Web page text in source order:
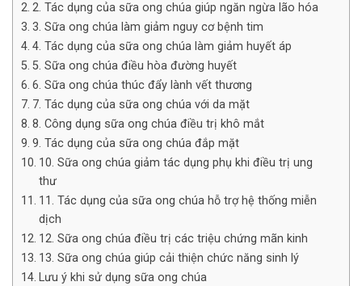
2. Tác dụng của sữa ong chúa giúp ngăn ngừa lão hóa
3. Sữa ong chúa làm giảm nguy cơ bệnh tim
4. Tác dụng của sữa ong chúa làm giảm huyết áp
5. Sữa ong chúa điều hòa đường huyết
6. Sữa ong chúa thúc đẩy lành vết thương
7. Tác dụng của sữa ong chúa với da mặt
8. Công dụng sữa ong chúa điều trị khô mắt
9. Tác dụng của sữa ong chúa đắp mặt
10. Sữa ong chúa giảm tác dụng phụ khi điều trị ung
thư
11. Tác dụng của sữa ong chúa hỗ trợ hệ thống miễn
dịch
12. Sữa ong chúa điều trị các triệu chứng mãn kinh
13. Sữa ong chúa giúp cải thiện chức năng sinh lý
Lưu ý khi sử dụng sữa ong chúa